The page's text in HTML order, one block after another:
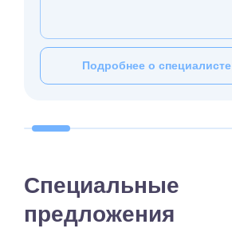
Подробнее о специалисте
Специальные
предложения